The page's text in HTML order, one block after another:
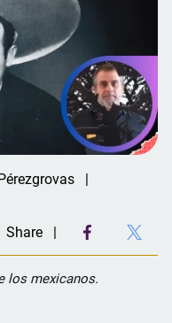
Share
los mexicanos.